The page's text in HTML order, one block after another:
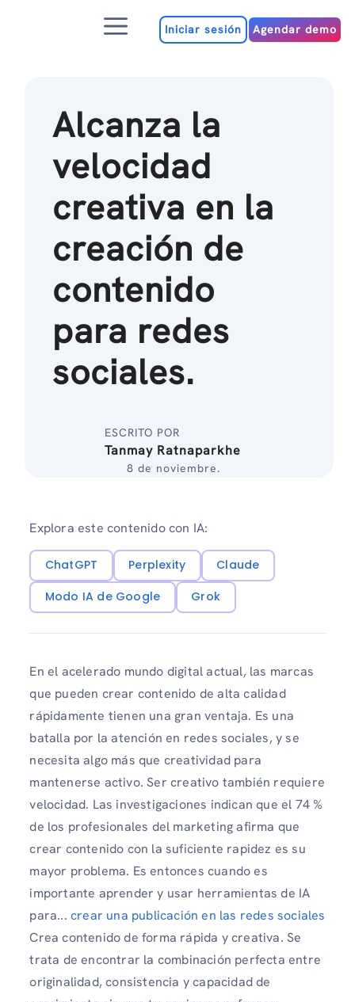
MenúIniciar sesión Agendar demo
Alcanza la
velocidad
creativa en la
creación de
contenido
para redes
sociales.
ESCRITO POR
Tanmay Ratnaparkhe
8 de noviembre.
Explora este contenido con IA:
ChatGPT Perplexity
Claude
Modo IA de Google
Grok
En el acelerado mundo digital actual, las marcas
que pueden crear contenido de alta calidad
rápidamente tienen una gran ventaja. Es una
batalla por la atención en redes sociales, y se
necesita algo más que creatividad para
mantenerse activo. Ser creativo también requiere
velocidad. Las investigaciones indican que el 74 %
de los profesionales del marketing afirma que
crear contenido con la suficiente rapidez es su
mayor problema. Es entonces cuando es
importante aprender y usar herramientas de IA
para... crear una publicación en las redes sociales
Crea contenido de forma rápida y creativa. Se
trata de encontrar la combinación perfecta entre
originalidad, consistencia y capacidad de